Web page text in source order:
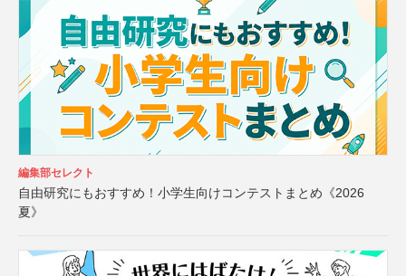
編集部セレクト
自由研究にもおすすめ！小学生向けコンテストまとめ《2026
夏》